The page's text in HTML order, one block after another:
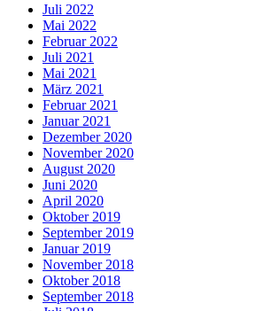
Juli 2022
Mai 2022
Februar 2022
Juli 2021
Mai 2021
März 2021
Februar 2021
Januar 2021
Dezember 2020
November 2020
August 2020
Juni 2020
April 2020
Oktober 2019
September 2019
Januar 2019
November 2018
Oktober 2018
September 2018